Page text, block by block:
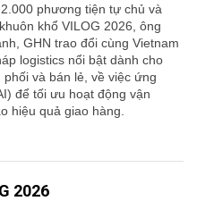
phương tiện tự chủ và
khổ VILOG 2026, ông
GHN trao đổi cùng Vietnam
logistics nổi bật dành cho
và bán lẻ, về việc ứng
để tối ưu hoạt động vận
hiệu quả giao hàng.
2026